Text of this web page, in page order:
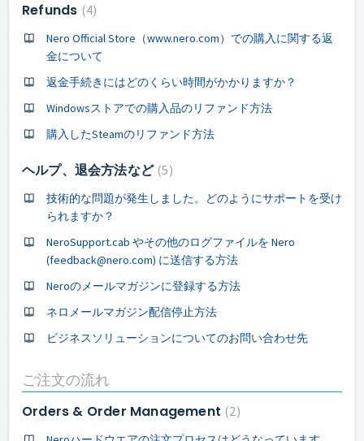
Refunds 4
Nero Official Store（www.nero.com）での購入に関する返
金について
返金手続きにはどのくらい時間がかかりますか？
Windowsストアでの購入品のリファンド方法
購入したSteamのリファンド方法
ヘルプ、退会方法など 5
技術的な問題が発生しました。どのようにサポートを受け
られますか？
NeroSupport.cab やその他のログファイルを Nero
(feedback@nero.com) に送信する方法
Neroのメールマガジンに登録する方法
ネロメールマガジン配信停止方法
ビジネスソリューションについてのお問い合わせ先
ご注文の流れ
Orders & Order Management 2